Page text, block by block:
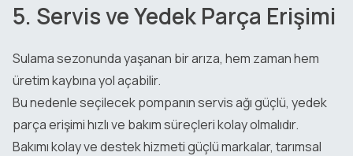
5. Servis ve Yedek Parça Erişimi
Sulama sezonunda yaşanan bir arıza, hem zaman hem
üretim kaybına yol açabilir.
Bu nedenle seçilecek pompanın servis ağı güçlü, yedek
parça erişimi hızlı ve bakım süreçleri kolay olmalıdır.
Bakımı kolay ve destek hizmeti güçlü markalar, tarımsal